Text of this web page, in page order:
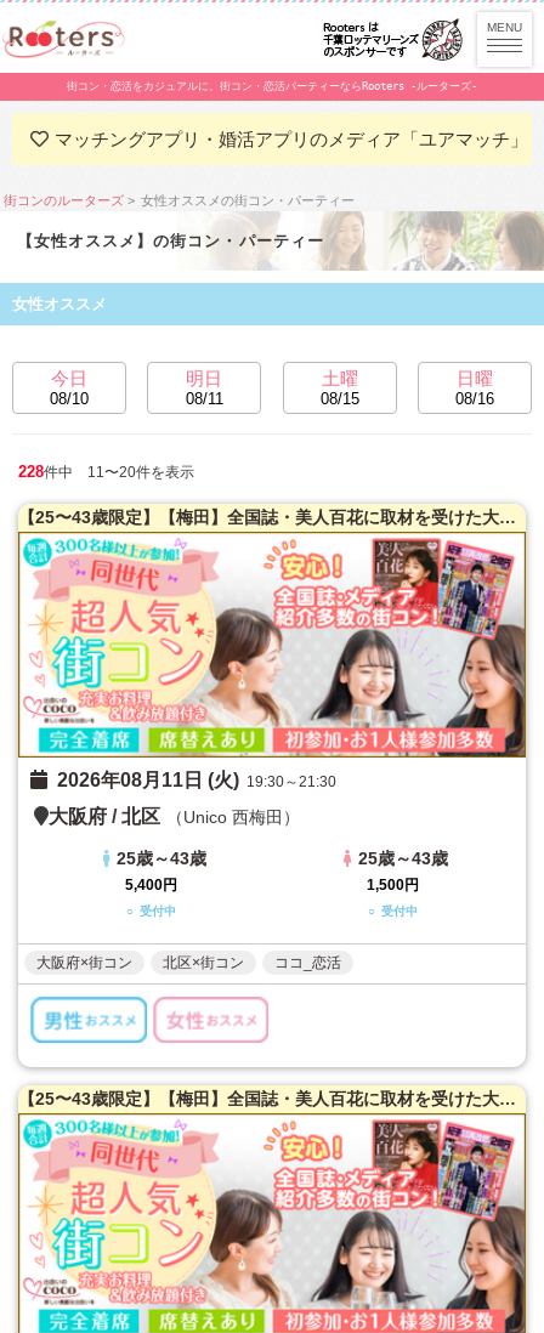
街コン・恋活をカジュアルに。街コン・恋活パーティーならRooters -ルーターズ-
マッチングアプリ・婚活アプリのメディア「ユアマッチ」
街コンのルーターズ 女性オススメの街コン・パーティー
【女性オススメ】の街コン・パーティー
女性オススメ
今日
08/10
明日
08/11
土曜
08/15
日曜
08/16
228件中 11〜20件を表示
【25〜43歳限定】【梅田】全国誌・美人百花に取材を受けた大阪で一番出会える街コン【洗練された大人の空間】貸切！同世代で楽しむ♪お料理は豪華スペインコース料理☆LINE交換自由＆席がえあり！
2026年08月11日 (火) 19:30～21:30
大阪府 /北区 （Unico 西梅田）
25歳～43歳
5,400円
○ 受付中
25歳～43歳
1,500円
○ 受付中
大阪府×街コン 北区×街コン ココ_恋活
【25〜43歳限定】【梅田】全国誌・美人百花に取材を受けた大阪で一番出会える街コン【洗練された大人の空間】貸切！同世代で楽しむ♪お料理は豪華スペインコース料理☆LINE交換自由＆席がえあり！